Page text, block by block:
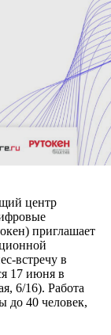
центр
приглашает
в
17 июня в
6/16). Работа
до 40 человек,